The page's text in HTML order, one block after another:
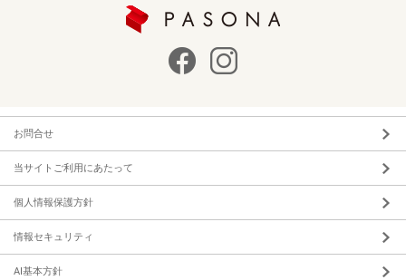
お問合せ
当サイトご利用にあたって
個人情報保護方針
情報セキュリティ
AI基本方針